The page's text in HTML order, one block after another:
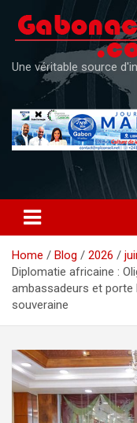
content
Une véritable source
Home Blog 2026
Diplomatie africaine :
ambassadeurs et porte
souveraine